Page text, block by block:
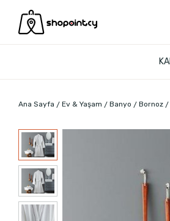
Ana Sayfa Ev & Yaşam Banyo Bornoz